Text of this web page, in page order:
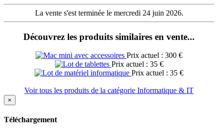
La vente s'est terminée le mercredi 24 juin 2026.
Découvrez les produits similaires en vente...
Prix actuel : 300 €
Prix actuel : 35 €
Prix actuel : 35 €
Voir tous les produits de la catégorie Informatique & IT
×
Téléchargement